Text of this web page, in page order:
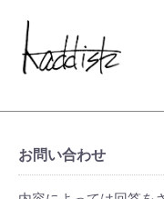
お問い合わせ